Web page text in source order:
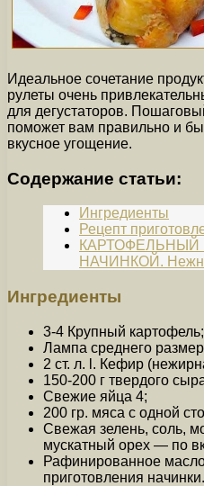
Идеальное сочетание
рулеты очень
для дегустаторов.
поможет вам правильно и
вкусное угощение.
Содержание статьи:
Ингредиенты
Рецепт
КАРТОФЕЛЬНЫЙ
НАЧИНКОЙ.
Ингредиенты
3-4 Крупный картофель;
Лампа среднего
2 ст. л. l. Кефир
150-200 г твердого
Свежие яйца 4;
200 гр. мяса с одной
Свежая зелень, соль,
мускатный орех — по
Рафинированное
приготовления начинки.